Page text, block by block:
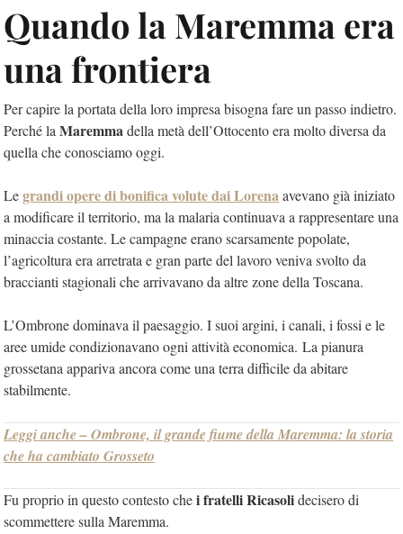
Quando la Maremma era
una frontiera
Per capire la portata della loro impresa bisogna fare un passo indietro.
Perché la Maremmadella metà dell’Ottocento era molto diversa da
quella che conosciamo oggi.
Legrandi opere di bonifica volute dai Lorenaavevano già iniziato
a modificare il territorio, ma la malaria continuava a rappresentare una
minaccia costante. Le campagne erano scarsamente popolate,
l’agricoltura era arretrata e gran parte del lavoro veniva svolto da
braccianti stagionali che arrivavano da altre zone della Toscana.
L’Ombrone dominava il paesaggio. I suoi argini, i canali, i fossi e le
aree umide condizionavano ogni attività economica. La pianura
grossetana appariva ancora come una terra difficile da abitare
stabilmente.
Leggi anche – Ombrone, il grande fiume della Maremma: la storia
che ha cambiato Grosseto
Fu proprio in questo contesto chei fratelli Ricasolidecisero di
scommettere sulla Maremma.